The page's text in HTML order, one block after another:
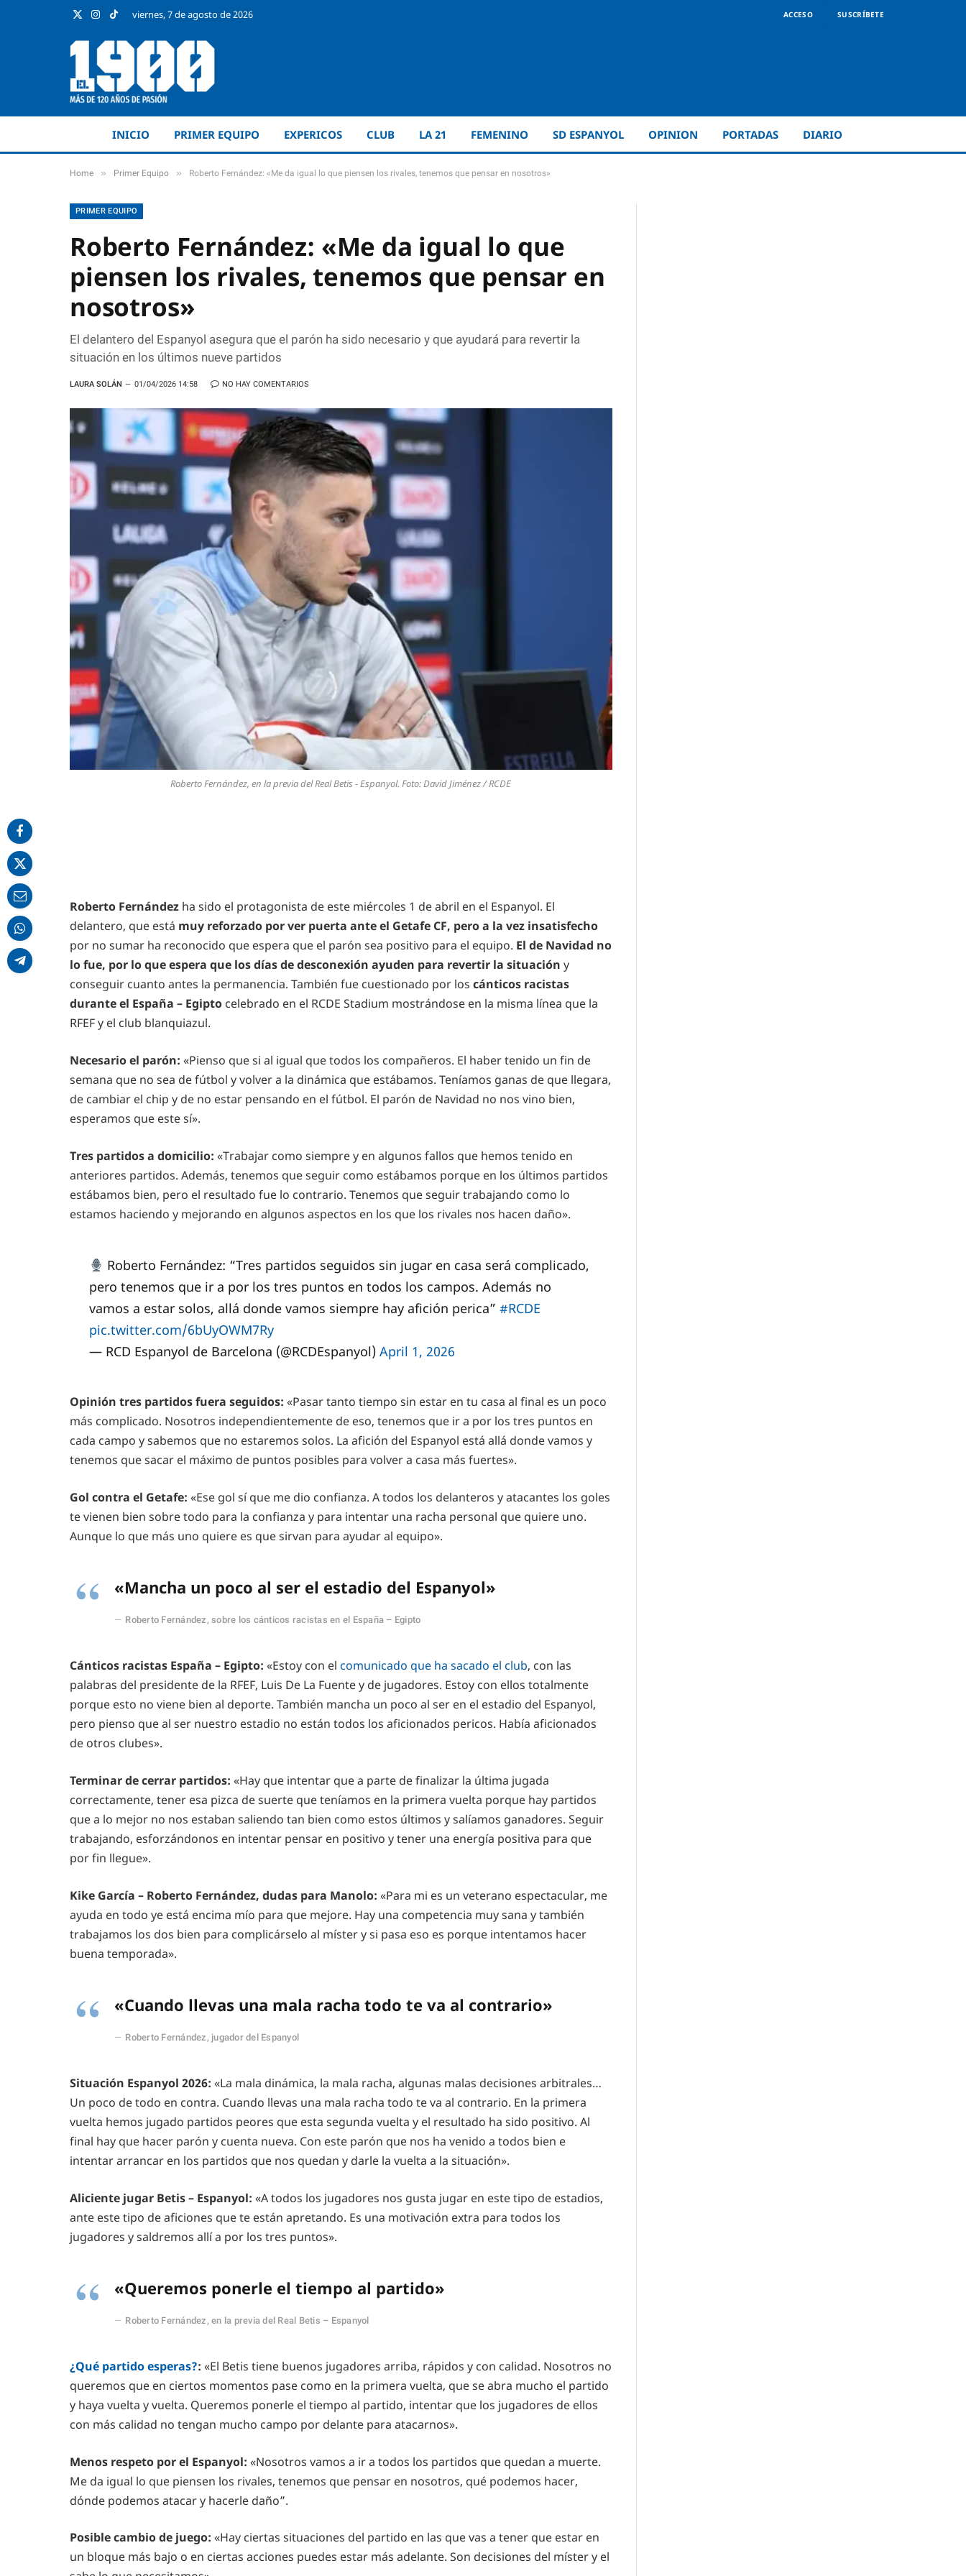
X
Instagram
TikTokviernes, 7 de agosto de 2026 ACCESO SUSCRÍBETE
INICIO PRIMER EQUIPO EXPERICOS CLUB LA 21 FEMENINO SD ESPANYOL OPINION PORTADAS DIARIO
Home » Primer Equipo » Roberto Fernández: «Me da igual lo que piensen los rivales, tenemos que pensar en nosotros»
PRIMER EQUIPO
Roberto Fernández: «Me da igual lo que
piensen los rivales, tenemos que pensar en
nosotros»
El delantero del Espanyol asegura que el parón ha sido necesario y que ayudará para revertir la
situación en los últimos nueve partidos
LAURA SOLÁN 01/04/2026 14:58 NO HAY COMENTARIOS
Roberto Fernández, en la previa del Real Betis - Espanyol. Foto: David Jiménez / RCDE
Roberto Fernández ha sido el protagonista de este miércoles 1 de abril en el Espanyol. El
delantero, que está muy reforzado por ver puerta ante el Getafe CF, pero a la vez insatisfecho
por no sumar ha reconocido que espera que el parón sea positivo para el equipo. El de Navidad no
lo fue, por lo que espera que los días de desconexión ayuden para revertir la situación y
conseguir cuanto antes la permanencia. También fue cuestionado por los cánticos racistas
durante el España – Egipto celebrado en el RCDE Stadium mostrándose en la misma línea que la
RFEF y el club blanquiazul.
Necesario el parón: «Pienso que si al igual que todos los compañeros. El haber tenido un fin de
semana que no sea de fútbol y volver a la dinámica que estábamos. Teníamos ganas de que llegara,
de cambiar el chip y de no estar pensando en el fútbol. El parón de Navidad no nos vino bien,
esperamos que este sí».
Tres partidos a domicilio: «Trabajar como siempre y en algunos fallos que hemos tenido en
anteriores partidos. Además, tenemos que seguir como estábamos porque en los últimos partidos
estábamos bien, pero el resultado fue lo contrario. Tenemos que seguir trabajando como lo
estamos haciendo y mejorando en algunos aspectos en los que los rivales nos hacen daño».
Roberto Fernández: “Tres partidos seguidos sin jugar en casa será complicado,
pero tenemos que ir a por los tres puntos en todos los campos. Además no
vamos a estar solos, allá donde vamos siempre hay afición perica” #RCDE
pic.twitter.com/6bUyOWM7Ry
— RCD Espanyol de Barcelona (@RCDEspanyol) April 1, 2026
Opinión tres partidos fuera seguidos: «Pasar tanto tiempo sin estar en tu casa al final es un poco
más complicado. Nosotros independientemente de eso, tenemos que ir a por los tres puntos en
cada campo y sabemos que no estaremos solos. La afición del Espanyol está allá donde vamos y
tenemos que sacar el máximo de puntos posibles para volver a casa más fuertes».
Gol contra el Getafe: «Ese gol sí que me dio confianza. A todos los delanteros y atacantes los goles
te vienen bien sobre todo para la confianza y para intentar una racha personal que quiere uno.
Aunque lo que más uno quiere es que sirvan para ayudar al equipo».
«Mancha un poco al ser el estadio del Espanyol»
Roberto Fernández, sobre los cánticos racistas en el España – Egipto
Cánticos racistas España – Egipto: «Estoy con el comunicado que ha sacado el club, con las
palabras del presidente de la RFEF, Luis De La Fuente y de jugadores. Estoy con ellos totalmente
porque esto no viene bien al deporte. También mancha un poco al ser en el estadio del Espanyol,
pero pienso que al ser nuestro estadio no están todos los aficionados pericos. Había aficionados
de otros clubes».
Terminar de cerrar partidos: «Hay que intentar que a parte de finalizar la última jugada
correctamente, tener esa pizca de suerte que teníamos en la primera vuelta porque hay partidos
que a lo mejor no nos estaban saliendo tan bien como estos últimos y salíamos ganadores. Seguir
trabajando, esforzándonos en intentar pensar en positivo y tener una energía positiva para que
por fin llegue».
Kike García – Roberto Fernández, dudas para Manolo: «Para mi es un veterano espectacular, me
ayuda en todo ye está encima mío para que mejore. Hay una competencia muy sana y también
trabajamos los dos bien para complicárselo al míster y si pasa eso es porque intentamos hacer
buena temporada».
«Cuando llevas una mala racha todo te va al contrario»
Roberto Fernández, jugador del Espanyol
Situación Espanyol 2026: «La mala dinámica, la mala racha, algunas malas decisiones arbitrales…
Un poco de todo en contra. Cuando llevas una mala racha todo te va al contrario. En la primera
vuelta hemos jugado partidos peores que esta segunda vuelta y el resultado ha sido positivo. Al
final hay que hacer parón y cuenta nueva. Con este parón que nos ha venido a todos bien e
intentar arrancar en los partidos que nos quedan y darle la vuelta a la situación».
Aliciente jugar Betis – Espanyol: «A todos los jugadores nos gusta jugar en este tipo de estadios,
ante este tipo de aficiones que te están apretando. Es una motivación extra para todos los
jugadores y saldremos allí a por los tres puntos».
«Queremos ponerle el tiempo al partido»
Roberto Fernández, en la previa del Real Betis – Espanyol
¿Qué partido esperas?: «El Betis tiene buenos jugadores arriba, rápidos y con calidad. Nosotros no
queremos que en ciertos momentos pase como en la primera vuelta, que se abra mucho el partido
y haya vuelta y vuelta. Queremos ponerle el tiempo al partido, intentar que los jugadores de ellos
con más calidad no tengan mucho campo por delante para atacarnos».
Menos respeto por el Espanyol: «Nosotros vamos a ir a todos los partidos que quedan a muerte.
Me da igual lo que piensen los rivales, tenemos que pensar en nosotros, qué podemos hacer,
dónde podemos atacar y hacerle daño”.
Posible cambio de juego: «Hay ciertas situaciones del partido en las que vas a tener que estar en
un bloque más bajo o en ciertas acciones puedes estar más adelante. Son decisiones del míster y el